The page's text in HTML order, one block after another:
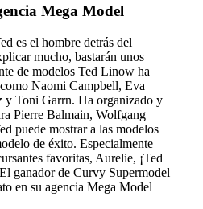
Mega Model
es el hombre detrás del
mucho, bastarán unos
de modelos Ted Linow ha
Naomi Campbell, Eva
y Toni Garrn. Ha organizado y
Pierre Balmain, Wolfgang
puede mostrar a las modelos
de éxito. Especialmente
favoritas, Aurelie, ¡Ted
ganador de Curvy Supermodel
en su agencia Mega Model